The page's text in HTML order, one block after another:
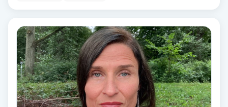
Bottenfärg
Brynformning
Brynfärgning
Brynplockning